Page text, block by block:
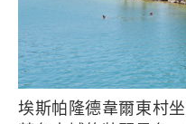
埃斯帕隆德韋爾東村坐落在懸崖上，擁有湖泊和湛